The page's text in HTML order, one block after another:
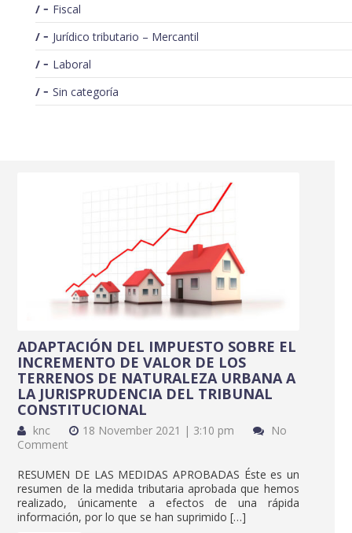
Fiscal
Jurídico tributario – Mercantil
Laboral
Sin categoría
ADAPTACIÓN DEL IMPUESTO SOBRE EL
INCREMENTO DE VALOR DE LOS
TERRENOS DE NATURALEZA URBANA A
LA JURISPRUDENCIA DEL TRIBUNAL
CONSTITUCIONAL
knc 18 November 2021 | 3:10 pm
No
Comment
RESUMEN DE LAS MEDIDAS APROBADAS Éste es un
resumen de la medida tributaria aprobada que hemos
realizado, únicamente a efectos de una rápida
información, por lo que se han suprimido […]